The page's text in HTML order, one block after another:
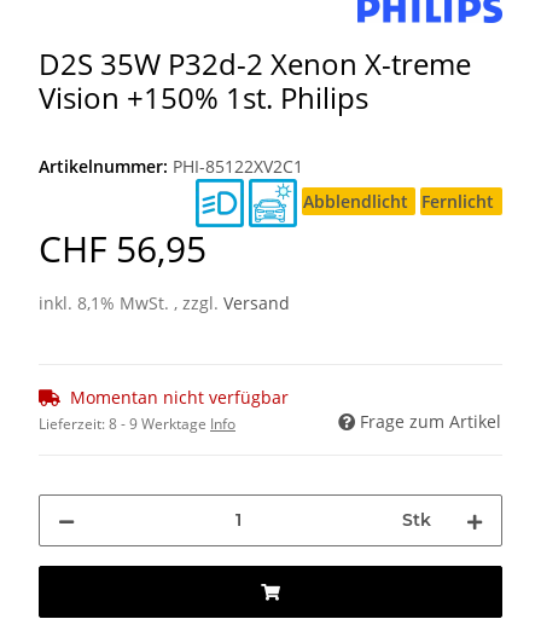
D2S 35W P32d-2 Xenon X-treme
Vision +150% 1st. Philips
Artikelnummer: PHI-85122XV2C1
Abblendlicht
Fernlicht
CHF 56,95
inkl. 8,1% MwSt. , zzgl. Versand
Momentan nicht verfügbar
Lieferzeit:8 - 9 Werktage Info Frage zum Artikel
Stk